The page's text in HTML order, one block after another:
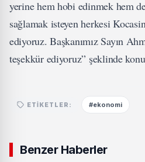
yerine hem hobi edinmek hem
sağlamak isteyen herkesi
ediyoruz. Başkanımız Sayın
teşekkür ediyoruz” şeklinde
ETIKETLER: #ekonomi
Benzer Haberler